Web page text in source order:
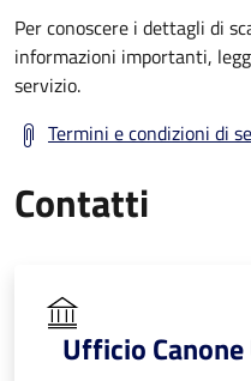
Per conoscere i dettagli di
informazioni importanti,
servizio.
Termini e condizioni di
Contatti
Ufficio